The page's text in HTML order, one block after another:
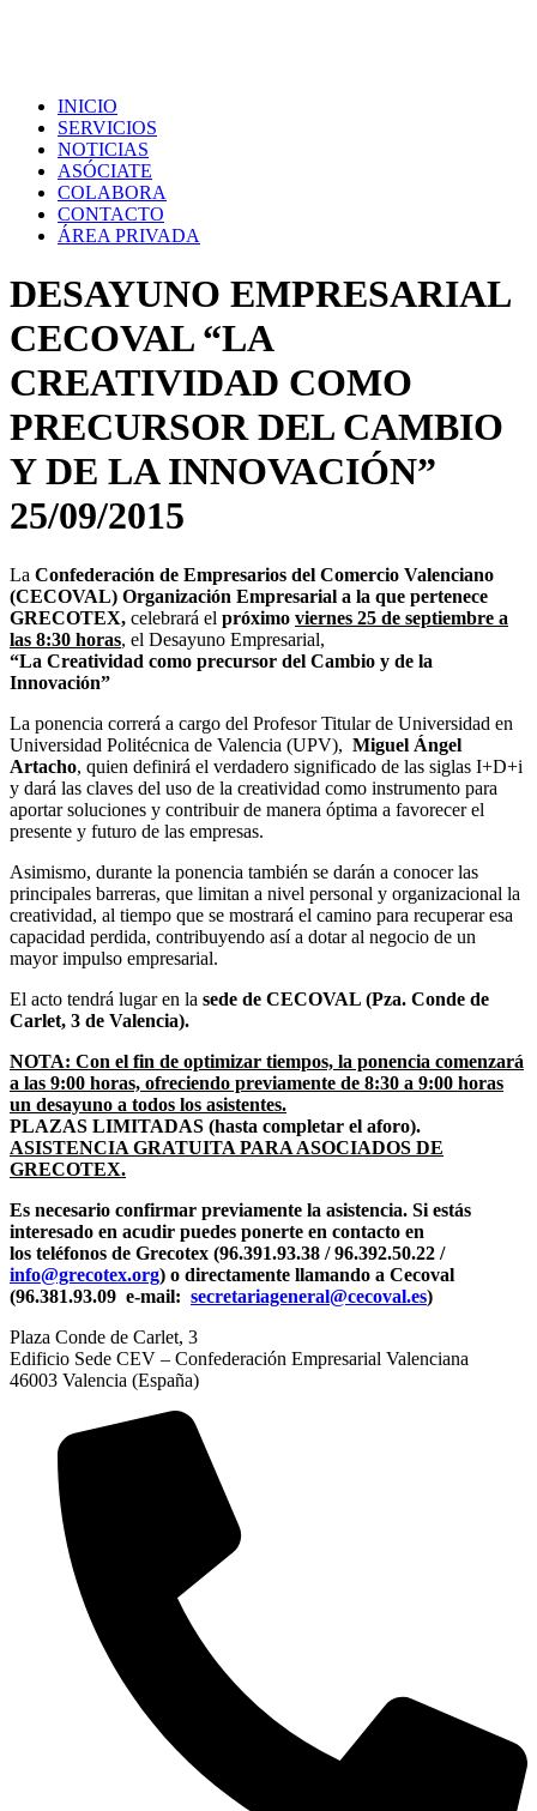
INICIO
SERVICIOS
NOTICIAS
ASÓCIATE
COLABORA
CONTACTO
ÁREA PRIVADA
DESAYUNO EMPRESARIAL
CECOVAL “LA
CREATIVIDAD COMO
PRECURSOR DEL CAMBIO
Y DE LA INNOVACIÓN”
25/09/2015
La Confederación de Empresarios del Comercio Valenciano
(CECOVAL) Organización Empresarial a la que pertenece
GRECOTEX, celebrará el próximo viernes 25 de septiembre a
las 8:30 horas, el Desayuno Empresarial,
“La Creatividad como precursor del Cambio y de la
Innovación”
La ponencia correrá a cargo del Profesor Titular de Universidad en
Universidad Politécnica de Valencia (UPV), Miguel Ángel
Artacho, quien definirá el verdadero significado de las siglas I+D+i
y dará las claves del uso de la creatividad como instrumento para
aportar soluciones y contribuir de manera óptima a favorecer el
presente y futuro de las empresas.
Asimismo, durante la ponencia también se darán a conocer las
principales barreras, que limitan a nivel personal y organizacional la
creatividad, al tiempo que se mostrará el camino para recuperar esa
capacidad perdida, contribuyendo así a dotar al negocio de un
mayor impulso empresarial.
El acto tendrá lugar en la sede de CECOVAL (Pza. Conde de
Carlet, 3 de Valencia).
NOTA: Con el fin de optimizar tiempos, la ponencia comenzará
a las 9:00 horas, ofreciendo previamente de 8:30 a 9:00 horas
un desayuno a todos los asistentes.
PLAZAS LIMITADAS (hasta completar el aforo).
ASISTENCIA GRATUITA PARA ASOCIADOS DE
GRECOTEX.
Es necesario confirmar previamente la asistencia. Si estás
interesado en acudir puedes ponerte en contacto en
los teléfonos de Grecotex (96.391.93.38 / 96.392.50.22 /
info@grecotex.org) o directamente llamando a Cecoval
(96.381.93.09 e-mail: secretariageneral@cecoval.es)
Plaza Conde de Carlet, 3
Edificio Sede CEV – Confederación Empresarial Valenciana
46003 Valencia (España)